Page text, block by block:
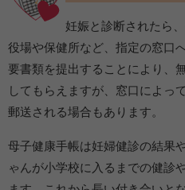
妊娠と診断されたら
役場や保健所など、指定の窓口
要書類を提出することにより、
してもらえますが、窓口によっ
郵送される場合もあります。
母子健康手帳は妊婦健診の結果
ゃんが小学校に入るまでの健診